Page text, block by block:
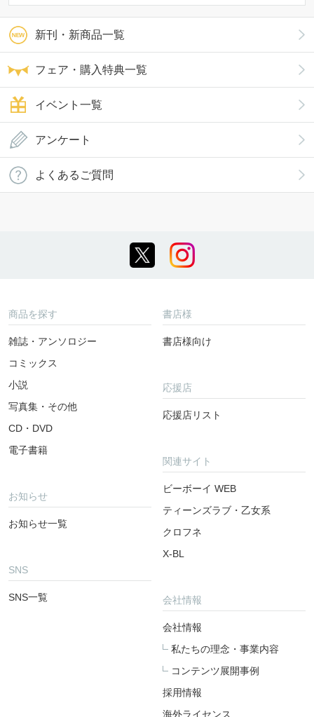
新刊・新商品一覧
フェア・購入特典一覧
イベント一覧
アンケート
よくあるご質問
商品を探す
雑誌・アンソロジー
コミックス
小説
写真集・その他
CD・DVD
電子書籍
お知らせ
お知らせ一覧
SNS
SNS一覧
書店様
書店様向け
応援店
応援店リスト
関連サイト
ビーボーイ WEB
ティーンズラブ・乙女系
クロフネ
X-BL
会社情報
会社情報
私たちの理念・事業内容
コンテンツ展開事例
採用情報
海外ライセンス